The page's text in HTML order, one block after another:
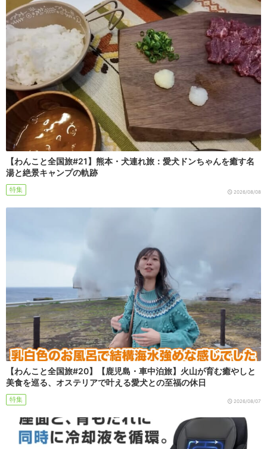
【わんこと全国旅#21】熊本・犬連れ旅：愛犬ドンちゃんを癒す名
湯と絶景キャンプの軌跡
特集 2026/08/08
【わんこと全国旅#20】【鹿児島・車中泊旅】火山が育む癒やしと
美食を巡る、オステリアで叶える愛犬との至福の休日
特集 2026/08/07